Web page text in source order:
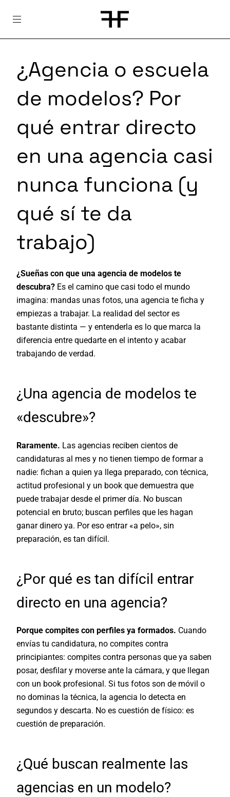
¿Agencia o escuela
de modelos? Por
qué entrar directo
en una agencia casi
nunca funciona (y
qué sí te da
trabajo)
¿Sueñas con que una agencia de modelos te
descubra? Es el camino que casi todo el mundo
imagina: mandas unas fotos, una agencia te ficha y
empiezas a trabajar. La realidad del sector es
bastante distinta — y entenderla es lo que marca la
diferencia entre quedarte en el intento y acabar
trabajando de verdad.
¿Una agencia de modelos te
«descubre»?
Raramente. Las agencias reciben cientos de
candidaturas al mes y no tienen tiempo de formar a
nadie: fichan a quien ya llega preparado, con técnica,
actitud profesional y un book que demuestra que
puede trabajar desde el primer día. No buscan
potencial en bruto; buscan perfiles que les hagan
ganar dinero ya. Por eso entrar «a pelo», sin
preparación, es tan difícil.
¿Por qué es tan difícil entrar
directo en una agencia?
Porque compites con perfiles ya formados. Cuando
envías tu candidatura, no compites contra
principiantes: compites contra personas que ya saben
posar, desfilar y moverse ante la cámara, y que llegan
con un book profesional. Si tus fotos son de móvil o
no dominas la técnica, la agencia lo detecta en
segundos y descarta. No es cuestión de físico: es
cuestión de preparación.
¿Qué buscan realmente las
agencias en un modelo?